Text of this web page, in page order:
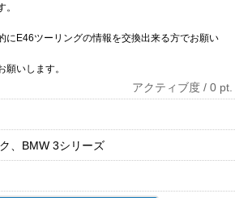
にE46ツーリングの情報を交換出来る方でお願い
願いします。
アクティブ度 / 0 pt.
、BMW 3シリーズ